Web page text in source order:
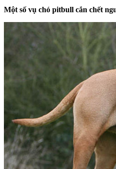
Một số vụ chó pitbull cắn chết